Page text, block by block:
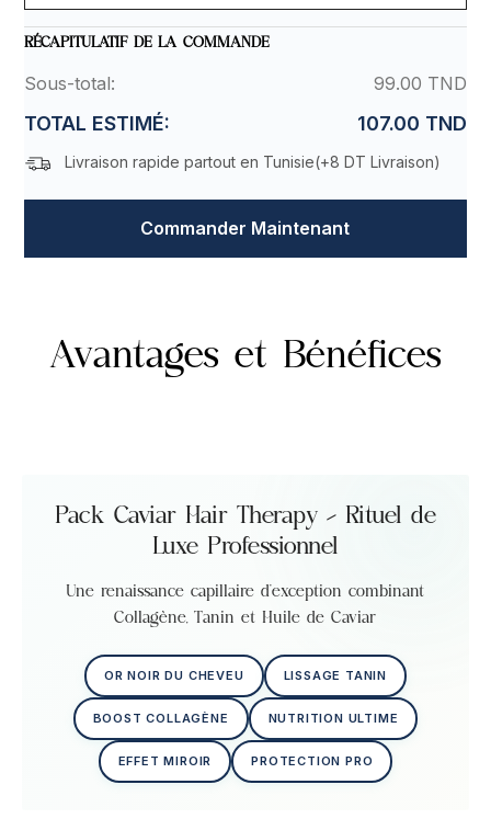
RÉCAPITULATIF DE LA COMMANDE
Sous-total: 99.00 TND
TOTAL ESTIMÉ: 107.00 TND
Livraison rapide partout en Tunisie(+8 DT Livraison)
Commander Maintenant
Avantages et Bénéfices
Pack Caviar Hair Therapy – Rituel de
Luxe Professionnel
Une renaissance capillaire d’exception combinant
Collagène, Tanin et Huile de Caviar
OR NOIR DU CHEVEU LISSAGE TANIN
BOOST COLLAGÈNE NUTRITION ULTIME
EFFET MIROIR PROTECTION PRO